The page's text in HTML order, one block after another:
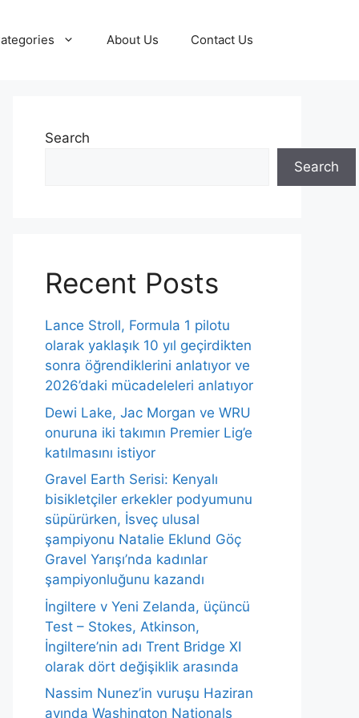
About Us Contact Us
Search
Search
Recent Posts
Lance Stroll, Formula 1 pilotu
olarak yaklaşık 10 yıl geçirdikten
sonra öğrendiklerini anlatıyor ve
2026’daki mücadeleleri anlatıyor
Dewi Lake, Jac Morgan ve WRU
onuruna iki takımın Premier Lig’e
katılmasını istiyor
Gravel Earth Serisi: Kenyalı
bisikletçiler erkekler podyumunu
süpürürken, İsveç ulusal
şampiyonu Natalie Eklund Göç
Gravel Yarışı’nda kadınlar
şampiyonluğunu kazandı
İngiltere v Yeni Zelanda, üçüncü
Test – Stokes, Atkinson,
İngiltere’nin adı Trent Bridge XI
olarak dört değişiklik arasında
Nassim Nunez’in vuruşu Haziran
ayında Washington Nationals